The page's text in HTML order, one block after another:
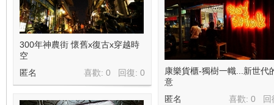
300年神農街 懷舊x復古x穿越時
空
喜歡: 0 回復: 0
匿名
康樂貨櫃-獨樹一幟...新世代
意
喜歡: 0 回
匿名